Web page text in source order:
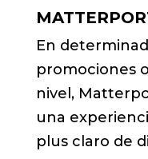
En
promociones
nivel,
una
plus claro de